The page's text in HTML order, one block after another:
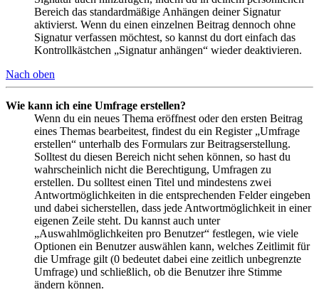
Bereich das standardmäßige Anhängen deiner Signatur
aktivierst. Wenn du einen einzelnen Beitrag dennoch ohne
Signatur verfassen möchtest, so kannst du dort einfach das
Kontrollkästchen „Signatur anhängen“ wieder deaktivieren.
Nach oben
Wie kann ich eine Umfrage erstellen?
Wenn du ein neues Thema eröffnest oder den ersten Beitrag
eines Themas bearbeitest, findest du ein Register „Umfrage
erstellen“ unterhalb des Formulars zur Beitragserstellung.
Solltest du diesen Bereich nicht sehen können, so hast du
wahrscheinlich nicht die Berechtigung, Umfragen zu
erstellen. Du solltest einen Titel und mindestens zwei
Antwortmöglichkeiten in die entsprechenden Felder eingeben
und dabei sicherstellen, dass jede Antwortmöglichkeit in einer
eigenen Zeile steht. Du kannst auch unter
„Auswahlmöglichkeiten pro Benutzer“ festlegen, wie viele
Optionen ein Benutzer auswählen kann, welches Zeitlimit für
die Umfrage gilt (0 bedeutet dabei eine zeitlich unbegrenzte
Umfrage) und schließlich, ob die Benutzer ihre Stimme
ändern können.